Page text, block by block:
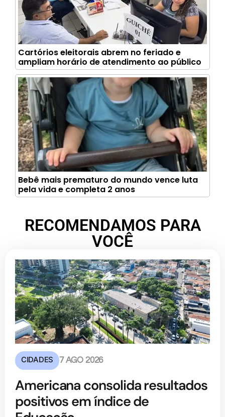
Cartórios eleitorais abrem no feriado e
ampliam horário de atendimento ao público
Bebê mais prematuro do mundo vence luta
pela vida e completa 2 anos
RECOMENDAMOS PARA
VOCÊ
CIDADES 7 AGO 2026
Americana consolida resultados
positivos em índice de